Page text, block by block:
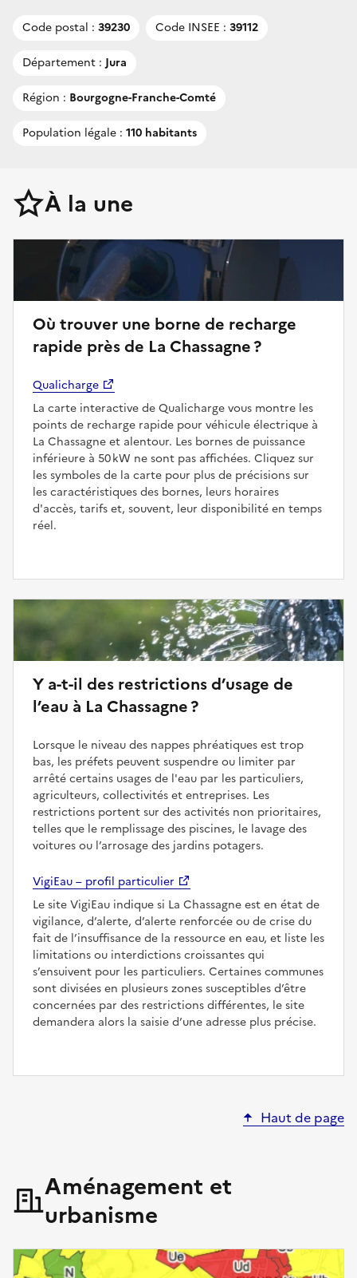
Code postal : 39230 Code INSEE : 39112
Département : Jura
Région : Bourgogne-Franche-Comté
Population légale : 110 habitants
À la une
Où trouver une borne de recharge
rapide près de La Chassagne ?
Qualicharge
La carte interactive de Qualicharge vous montre les
points de recharge rapide pour véhicule électrique à
La Chassagne et alentour. Les bornes de puissance
inférieure à 50 kW ne sont pas affichées. Cliquez sur
les symboles de la carte pour plus de précisions sur
les caractéristiques des bornes, leurs horaires
d'accès, tarifs et, souvent, leur disponibilité en temps
réel.
Y a-t-il des restrictions d’usage de
l’eau à La Chassagne ?
Lorsque le niveau des nappes phréatiques est trop
bas, les préfets peuvent suspendre ou limiter par
arrêté certains usages de l'eau par les particuliers,
agriculteurs, collectivités et entreprises. Les
restrictions portent sur des activités non prioritaires,
telles que le remplissage des piscines, le lavage des
voitures ou l’arrosage des jardins potagers.
VigiEau – profil particulier
Le site VigiEau indique si La Chassagne est en état de
vigilance, d’alerte, d’alerte renforcée ou de crise du
fait de l’insuffisance de la ressource en eau, et liste les
limitations ou interdictions croissantes qui
s’ensuivent pour les particuliers. Certaines communes
sont divisées en plusieurs zones susceptibles d’être
concernées par des restrictions différentes, le site
demandera alors la saisie d’une adresse plus précise.
Haut de page
Aménagement et
urbanisme